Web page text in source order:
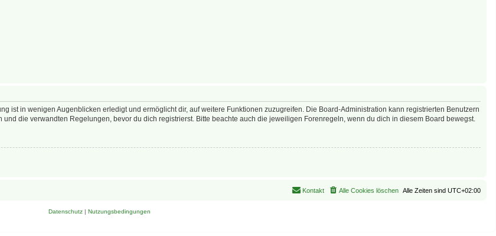
ist in wenigen Augenblicken erledigt und ermöglicht dir, auf weitere Funktionen zuzugreifen. Die Board-Administration kann registrierten Benutzern
die verwandten Regelungen, bevor du dich registrierst. Bitte beachte auch die jeweiligen Forenregeln, wenn du dich in diesem Board bewegst.
Alle Zeiten sind UTC+02:00
Alle Cookies löschen
Kontakt
Datenschutz| Nutzungsbedingungen